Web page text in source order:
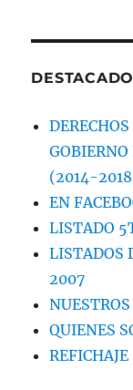
DESTACADO
(2014-
EN
LISTADO
LISTADOS
2007
QUIENES